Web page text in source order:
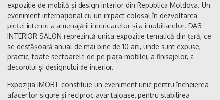
expoziție de mobilă și design interior din Republica Moldova. Un
eveniment internațional cu un impact colosal în dezvoltarea
pieței interne a amenajării interioarelor și a imobiliarelor. DAS
INTERIOR SALON reprezintă unica expoziție tematică din țară, ce
se desfășoară anual de mai bine de 10 ani, unde sunt expuse,
practic, toate sectoarele de pe piața mobilei, a finisajelor, a
decorului și designului de interior.
Expoziția IMOBIL constituie un eveniment unic pentru încheierea
afacerilor sigure și reciproc avantajoase, pentru stabilirea